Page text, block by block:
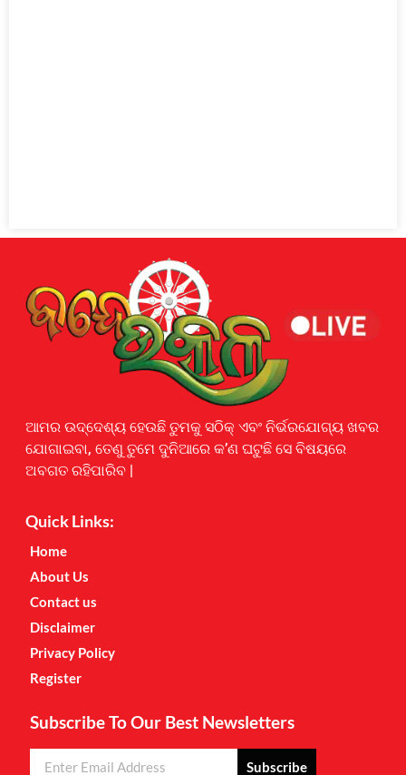
ଆମର ଉଦ୍ଦେଶ୍ୟ ହେଉଛି ତୁମକୁ ସଠିକ୍ ଏବଂ ନିର୍ଭରଯୋଗ୍ୟ ଖବର
ଯୋଗାଇବା, ତେଣୁ ତୁମେ ଦୁନିଆରେ କ’ଣ ଘଟୁଛି ସେ ବିଷୟରେ
ଅବଗତ ରହିପାରିବ |
Quick Links:
Home
About Us
Contact us
Disclaimer
Privacy Policy
Register
Subscribe To Our Best Newsletters
Subscribe